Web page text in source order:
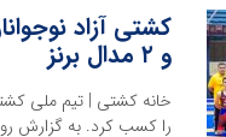
و ۲ مدال برنز
را کسب کرد. به گزارش